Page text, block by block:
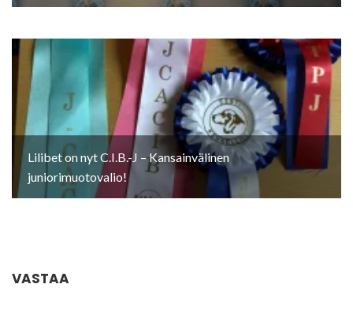
Lilibet on nyt C.I.B.-J – Kansainvälinen
juniorimuotovalio!
VASTAA